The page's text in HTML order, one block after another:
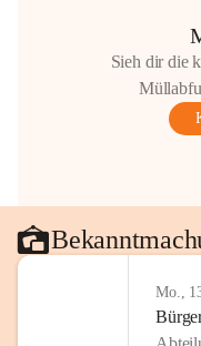
Sieh dir die
Mo.,